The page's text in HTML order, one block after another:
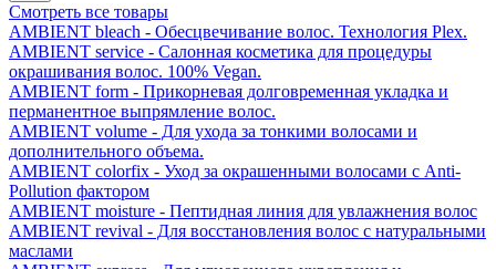
Смотреть все товары
AMBIENT bleach - Обесцвечивание волос. Технология Plex.
AMBIENT service - Салонная косметика для процедуры
окрашивания волос. 100% Vegan.
AMBIENT form - Прикорневая долговременная укладка и
перманентное выпрямление волос.
AMBIENT volume - Для ухода за тонкими волосами и
дополнительного объема.
AMBIENT colorfix - Уход за окрашенными волосами с Anti-
Pollution фактором
AMBIENT moisture - Пептидная линия для увлажнения волос
AMBIENT revival - Для восстановления волос с натуральными
маслами